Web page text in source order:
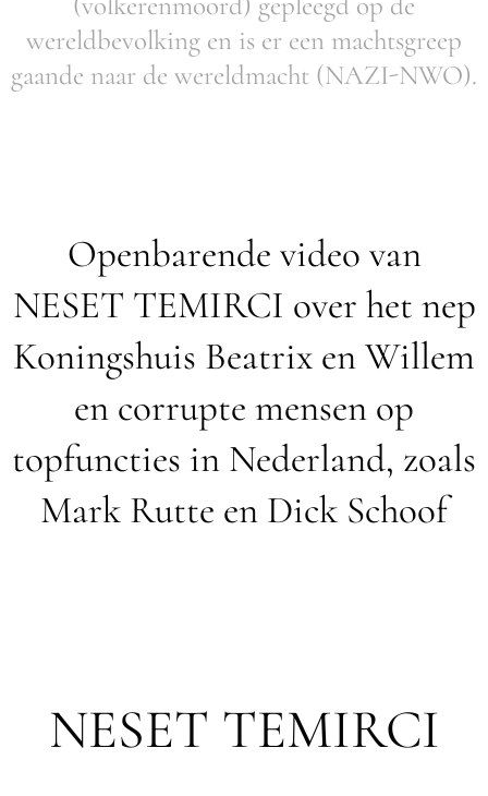
wereldbevolking en is er een machtsgreep
gaande naar de wereldmacht (NAZI-NWO).
Openbarende video van
NESET TEMIRCI over het nep
Koningshuis Beatrix en Willem
en corrupte mensen op
topfuncties in Nederland, zoals
Mark Rutte en Dick Schoof
NESET TEMIRCI